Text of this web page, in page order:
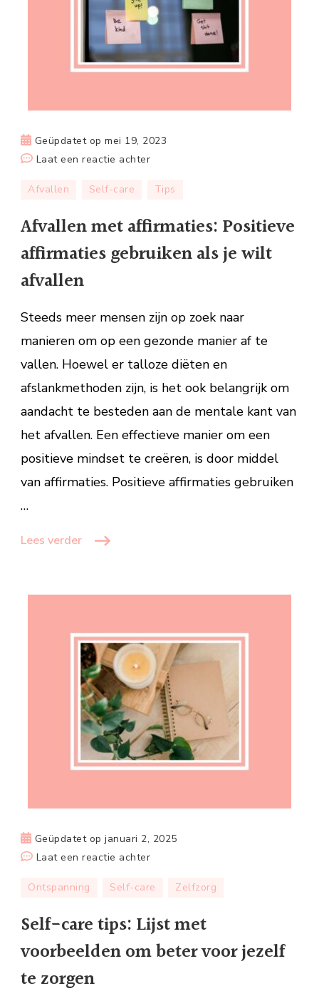
Geüpdatet opmei 19, 2023
Laat een reactie achterop
met
Positieve
affirmaties
wilt
afvallen
Afvallen Self-care Tips
Afvallen met affirmaties: Positieve
affirmaties gebruiken als je wilt
afvallen
Steeds meer mensen zijn op zoek naar
manieren om op een gezonde manier af te
vallen. Hoewel er talloze diëten en
afslankmethoden zijn, is het ook belangrijk om
aandacht te besteden aan de mentale kant van
het afvallen. Een effectieve manier om een
positieve mindset te creëren, is door middel
van affirmaties. Positieve affirmaties gebruiken
…
Lees verder
Geüpdatet opjanuari 2, 2025
Laat een reactie achterop
care
Lijst
met
Ontspanning Self-care Zelfzorg
Self-care tips: Lijst met
voorbeelden om beter voor jezelf
te zorgen